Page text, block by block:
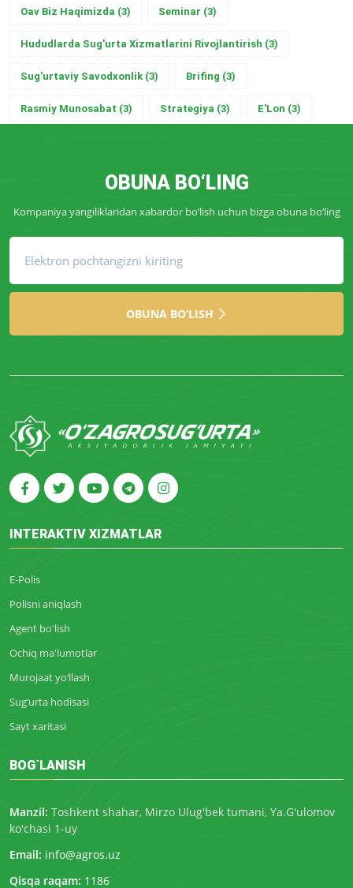
Oav Biz Haqimizda (3) Seminar (3)
Hududlarda Sug'urta Xizmatlarini Rivojlantirish (3)
Sug'urtaviy Savodxonlik (3) Brifing (3)
Rasmiy Munosabat (3) Strategiya (3) E'Lon (3)
OBUNA BO‘LING
Kompaniya yangiliklaridan xabardor bo‘lish uchun bizga obuna bo‘ling
OBUNA BO‘LISH
INTERAKTIV XIZMATLAR
E-Polis
Polisni aniqlash
Agent bo'lish
Ochiq ma'lumotlar
Murojaat yo‘llash
Sug‘urta hodisasi
Sayt xaritasi
BOG`LANISH
Manzil: Toshkent shahar, Mirzo Ulug'bek tumani, Ya.G'ulomov
ko'chasi 1-uy
Email: info@agros.uz
Qisqa raqam: 1186